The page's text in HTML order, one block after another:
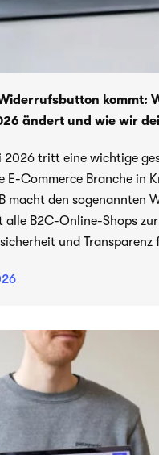
kommt:
ändert und wie wir
2026 tritt eine wich­tige
E-Commerce Bran­che in
macht den soge­nann­ten
B2C-Online-Shops zur
und
for­dert und wie wir